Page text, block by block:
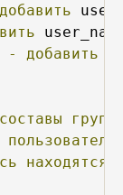
добавить
- добавить
составы
групп
находятся